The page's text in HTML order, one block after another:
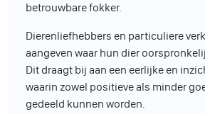
betrouwbare fokker.
Dierenliefhebbers en particuliere
aangeven waar hun dier
Dit draagt bij aan een eerlijke en
waarin zowel positieve als minder
gedeeld kunnen worden.